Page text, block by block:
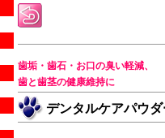
歯垢・歯石・お口の臭い軽減、
歯と歯茎の健康維持に
デンタルケアパウダ